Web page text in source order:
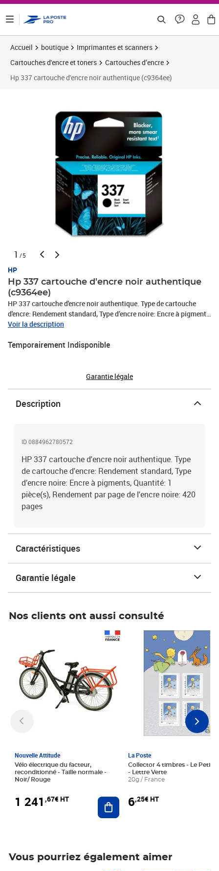
Accueil boutique
Imprimantes et scanners
Cartouches d'encre et toners
Cartouches d’encre
Hp 337 cartouche d'encre noir authentique (c9364ee)
1 /5
HP
Hp 337 cartouche d'encre noir authentique
(c9364ee)
HP 337 cartouche d'encre noir authentique. Type de cartouche
d'encre: Rendement standard, Type d’encre noire: Encre à pigments,
Quantité: 1 pièce(s), Rendement par page de l'encre noire: 420
Voir la description
Temporairement Indisponible
Garantie légale
Description
ID 0884962780572
HP 337 cartouche d'encre noir authentique. Type
de cartouche d'encre: Rendement standard, Type
d’encre noire: Encre à pigments, Quantité: 1
pièce(s), Rendement par page de l'encre noire: 420
pages
Caractéristiques
Garantie légale
Nos clients ont aussi consulté
Nouvelle Attitude
Vélo électrique du facteur,
reconditionné - Taille normale -
Noir/ Rouge
1 241 ,67€ HT Ajouter au panier
La Poste
Collector 4 timbres - Le Petit
- Lettre Verte
20g / France
6,25€ HT
Prix 6,25€ HT
Vous pourriez également aimer